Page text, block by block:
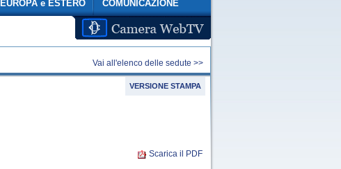
EUROPA e ESTERO COMUNICAZIONE
Vai all'elenco delle sedute >>
VERSIONE STAMPA
Scarica il PDF